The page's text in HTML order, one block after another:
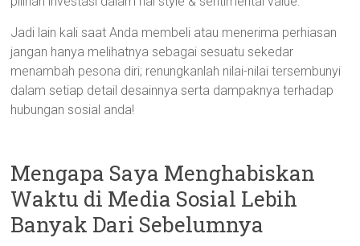
Jadi lain kali saat Anda membeli atau menerima perhiasan
jangan hanya melihatnya sebagai sesuatu sekedar
menambah pesona diri; renungkanlah nilai-nilai tersembunyi
dalam setiap detail desainnya serta dampaknya terhadap
hubungan sosial anda!
Mengapa Saya Menghabiskan
Waktu di Media Sosial Lebih
Banyak Dari Sebelumnya